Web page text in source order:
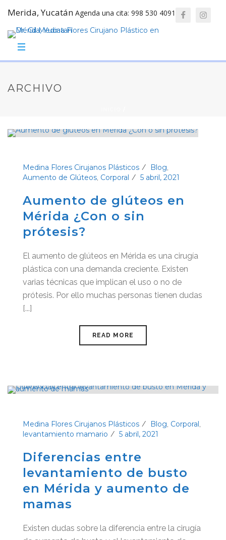
Merida, Yucatán Agenda una cita: 998 530 4091
ARCHIVO
Medina Flores Cirujanos Plásticos Blog
Aumento de Glúteos Corporal 5 abril, 2021
Aumento de glúteos en
Mérida ¿Con o sin
prótesis?
El aumento de glúteos en Mérida es una cirugía
plástica con una demanda creciente. Existen
varias técnicas que implican el uso o no de
prótesis. Por ello muchas personas tienen dudas
[...]
READ MORE
Medina Flores Cirujanos Plásticos Blog Corporal
levantamiento mamario 5 abril, 2021
Diferencias entre
levantamiento de busto
en Mérida y aumento de
mamas
Existen dudas sobre la diferencia entre la cirugía